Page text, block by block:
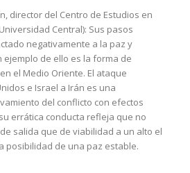
director del Centro de Estudios en
Central): Sus pasos
negativamente a la paz y
ejemplo de ello es la forma de
el Medio Oriente. El ataque
e Israel a Irán es una
del conflicto con efectos
errática conducta refleja que no
salida que de viabilidad a un alto el
posibilidad de una paz estable.